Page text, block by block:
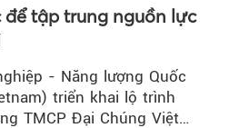
tập trung nguồn lực
- Năng lượng Quốc
triển khai lộ trình
TMCP Đại Chúng Việt